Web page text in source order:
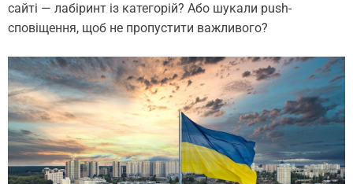
сайті — лабіринт із категорій? Або шукали push-
сповіщення, щоб не пропустити важливого?